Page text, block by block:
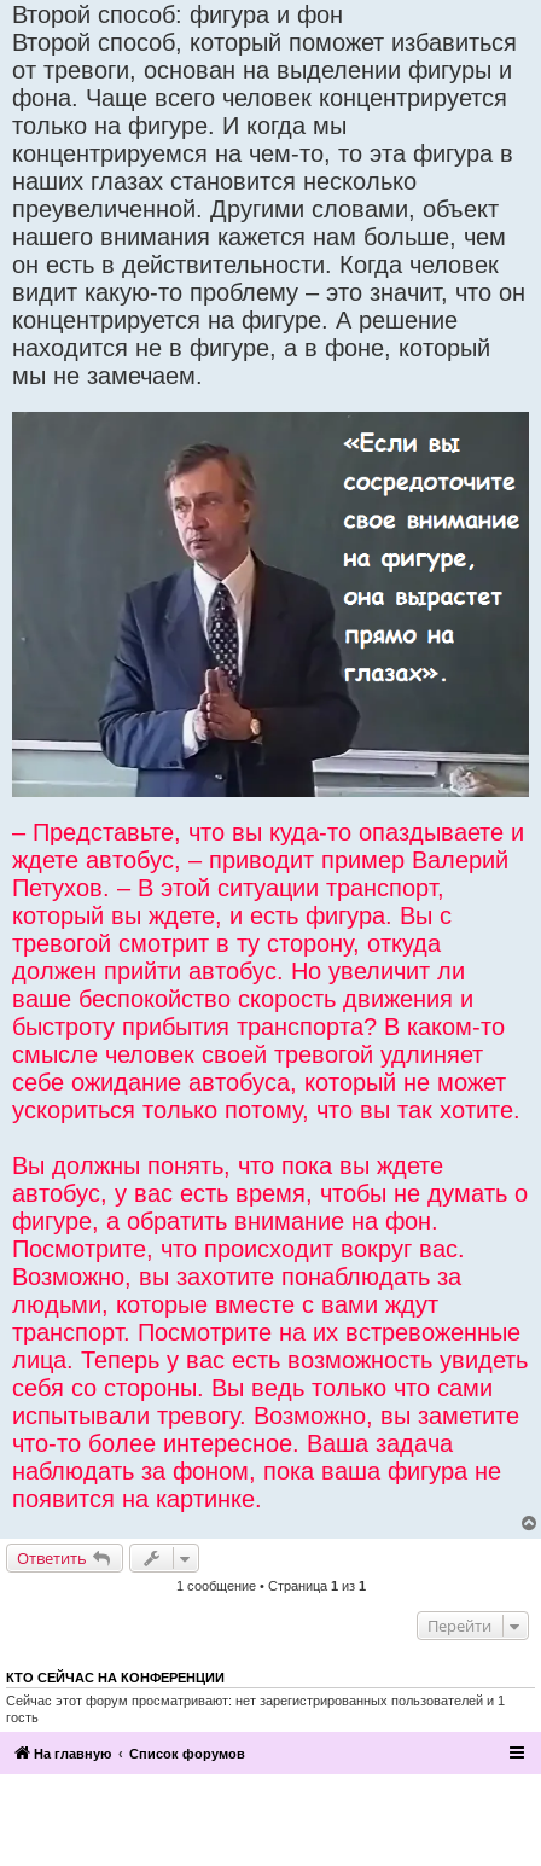
Второй способ: фигура и фон
Второй способ, который поможет избавиться
от тревоги, основан на выделении фигуры и
фона. Чаще всего человек концентрируется
только на фигуре. И когда мы
концентрируемся на чем-то, то эта фигура в
наших глазах становится несколько
преувеличенной. Другими словами, объект
нашего внимания кажется нам больше, чем
он есть в действительности. Когда человек
видит какую-то проблему – это значит, что он
концентрируется на фигуре. А решение
находится не в фигуре, а в фоне, который
мы не замечаем.
– Представьте, что вы куда-то опаздываете и
ждете автобус, – приводит пример Валерий
Петухов. – В этой ситуации транспорт,
который вы ждете, и есть фигура. Вы с
тревогой смотрит в ту сторону, откуда
должен прийти автобус. Но увеличит ли
ваше беспокойство скорость движения и
быстроту прибытия транспорта? В каком-то
смысле человек своей тревогой удлиняет
себе ожидание автобуса, который не может
ускориться только потому, что вы так хотите.
Вы должны понять, что пока вы ждете
автобус, у вас есть время, чтобы не думать о
фигуре, а обратить внимание на фон.
Посмотрите, что происходит вокруг вас.
Возможно, вы захотите понаблюдать за
людьми, которые вместе с вами ждут
транспорт. Посмотрите на их встревоженные
лица. Теперь у вас есть возможность увидеть
себя со стороны. Вы ведь только что сами
испытывали тревогу. Возможно, вы заметите
что-то более интересное. Ваша задача
наблюдать за фоном, пока ваша фигура не
появится на картинке.
Ответить
1 сообщение • Страница 1 из 1
Перейти
КТО СЕЙЧАС НА КОНФЕРЕНЦИИ
Сейчас этот форум просматривают: нет зарегистрированных пользователей и 1
гость
На главную Список форумов